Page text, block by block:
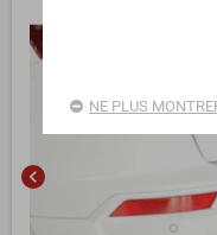
chevron_left
NE PLUS